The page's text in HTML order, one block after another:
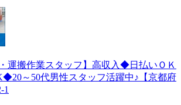
運搬作業スタッフ】高収入◆日払いＯＫ
～50代男性スタッフ活躍中♪【京都府
1